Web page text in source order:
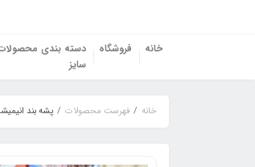
خانه فروشگاه
دسته بندی
سایز
خانه فهرست محصولات پشه‌ بند